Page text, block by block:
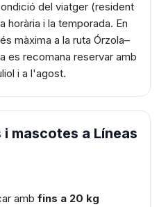
del viatger (resident
horària i la temporada. En
màxima a la ruta Órzola–
es recomana reservar amb
i a l'agost.
mascotes a Líneas
amb fins a 20 kg